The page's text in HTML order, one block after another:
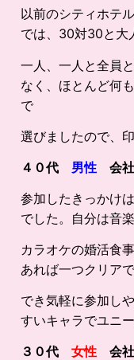
以前のシティホテ
では、30対30と大
一人、一人と全員
なく、ほとんど何
で
選びましたので、
４０代 男性 会
参加したきっかけ
でした。自分は音
カラオケの婚活食
あれば一つクリア
でき気軽に参加し
すいキャラでユニ
３０代 女性 会